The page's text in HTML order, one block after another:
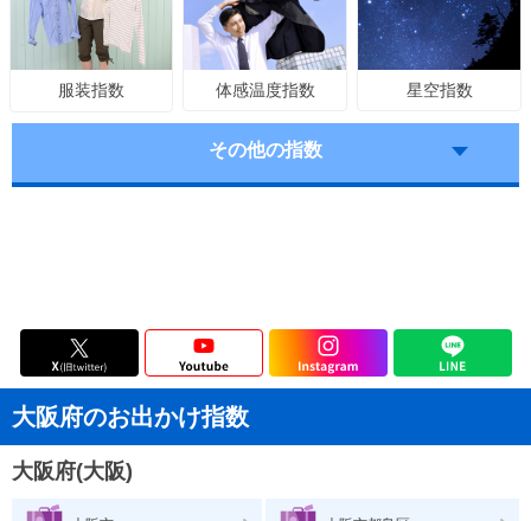
服装指数 体感温度指数 星空指数
その他の指数
大阪府のお出かけ指数
大阪府(大阪)